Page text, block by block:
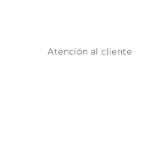
Atención al cliente